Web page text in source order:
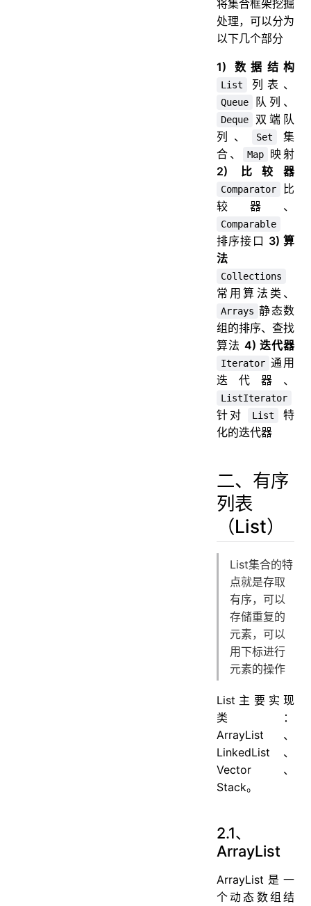
将集合框架挖掘
处理，可以分为
以下几个部分
1) 数据结构
List 列表、
Queue 队列、
Deque
双端队
列、
Set
集
合、
Map
映射
2) 比较器
Comparator
比
较器、
Comparable
排序接口 3) 算
法
Collections
常用算法类、
Arrays 静态数
组的排序、查找
算法 4) 迭代器
Iterator 通用
迭代器、
ListIterator
针对 List
特
化的迭代器
二、有序
列表
（List）
List集合的特
点就是存取
有序，可以
存储重复的
元素，可以
用下标进行
元素的操作
List主要实现
类：
ArrayList、
LinkedList、
Vector、
Stack。
2.1、
ArrayList
ArrayList是一
个动态数组结